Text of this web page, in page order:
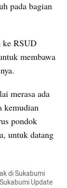
pada bagian
ke RSUD
membawa
merasa ada
kemudian
pondok
untuk datang
di Sukabumi
Update